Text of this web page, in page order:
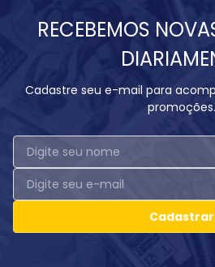
RECEBEMOS
Cadastre seu e-mail para
promoções.
Cadastrar